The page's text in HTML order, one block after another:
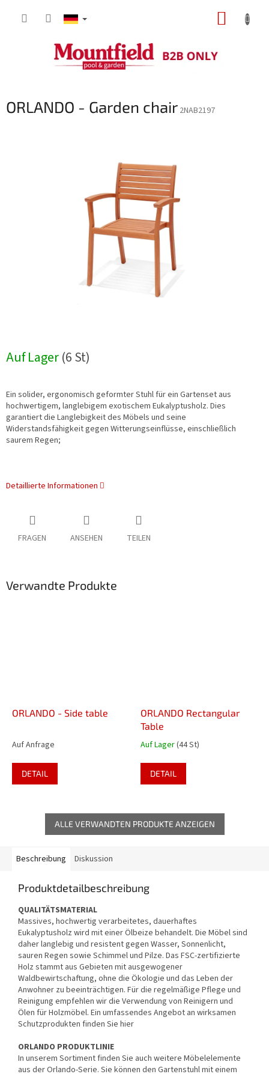
ORLANDO - Garden chair 2NAB2197
Auf Lager(6 St)
Ein solider, ergonomisch geformter Stuhl für ein Gartenset aus
hochwertigem, langlebigem exotischem Eukalyptusholz. Dies
garantiert die Langlebigkeit des Möbels und seine
Widerstandsfähigkeit gegen Witterungseinflüsse, einschließlich
saurem Regen;
Detaillierte Informationen
FRAGEN ANSEHEN TEILEN
Verwandte Produkte
ORLANDO - Side table
Auf Anfrage
DETAIL
ORLANDO Rectangular
Table
Auf Lager(44 St)
DETAIL
ALLE VERWANDTEN PRODUKTE ANZEIGEN
Beschreibung Diskussion
Produktdetailbeschreibung
QUALITÄTSMATERIAL
Massives, hochwertig verarbeitetes, dauerhaftes
Eukalyptusholz wird mit einer Ölbeize behandelt. Die Möbel sind
daher langlebig und resistent gegen Wasser, Sonnenlicht,
sauren Regen sowie Schimmel und Pilze. Das FSC-zertifizierte
Holz stammt aus Gebieten mit ausgewogener
Waldbewirtschaftung, ohne die Ökologie und das Leben der
Anwohner zu beeinträchtigen. Für die regelmäßige Pflege und
Reinigung empfehlen wir die Verwendung von Reinigern und
Ölen für Holzmöbel. Ein umfassendes Angebot an wirksamen
Schutzprodukten finden Sie hier
ORLANDO PRODUKTLINIE
In unserem Sortiment finden Sie auch weitere Möbelelemente
aus der Orlando-Serie. Sie können den Gartenstuhl mit einem